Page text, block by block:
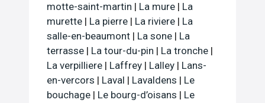
motte-saint-martin | La mure | La
murette | La pierre | La riviere | La
salle-en-beaumont | La sone | La
terrasse | La tour-du-pin | La tronche |
La verpilliere | Laffrey | Lalley | Lans-
en-vercors | Laval | Lavaldens | Le
bouchage | Le bourg-d’oisans | Le